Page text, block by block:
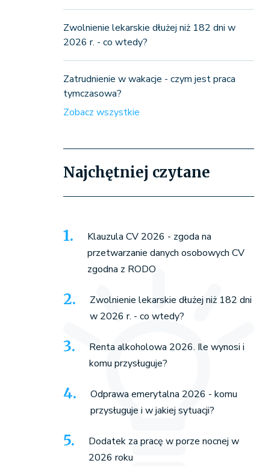
Zwolnienie lekarskie dłużej niż 182 dni w
2026 r. - co wtedy?
Zatrudnienie w wakacje - czym jest praca
tymczasowa?
Zobacz wszystkie
Najchętniej czytane
Klauzula CV 2026 - zgoda na
przetwarzanie danych osobowych CV
zgodna z RODO
Zwolnienie lekarskie dłużej niż 182 dni
w 2026 r. - co wtedy?
Renta alkoholowa 2026. Ile wynosi i
komu przysługuje?
Odprawa emerytalna 2026 - komu
przysługuje i w jakiej sytuacji?
Dodatek za pracę w porze nocnej w
2026 roku